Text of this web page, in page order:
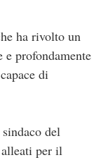
ha rivolto un
profondamente
di
del
per il